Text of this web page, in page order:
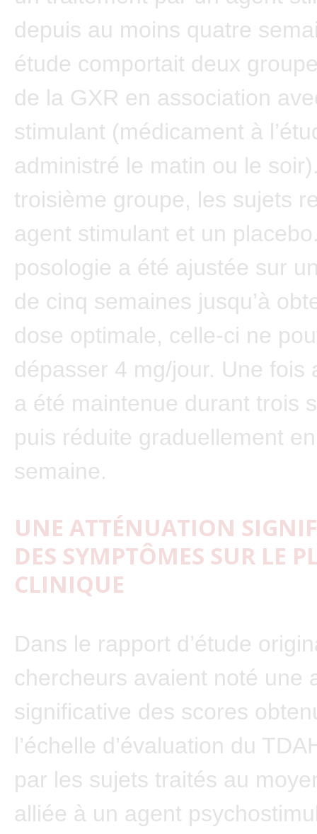
depuis au moins quatre
étude comportait deux
de la GXR en association
stimulant (médicament à
administré le matin ou le
troisième groupe, les sujets
agent stimulant et un
posologie a été ajustée sur
de cinq semaines jusqu’à
dose optimale, celle-ci ne
dépasser 4 mg/jour. Une fois
a été maintenue durant trois
puis réduite graduellement
semaine.
UNE ATTÉNUATION
DES SYMPTÔMES SUR LE
CLINIQUE
Dans le rapport d’étude
chercheurs avaient noté une
significative des scores
l’échelle d’évaluation du
par les sujets traités au
alliée à un agent